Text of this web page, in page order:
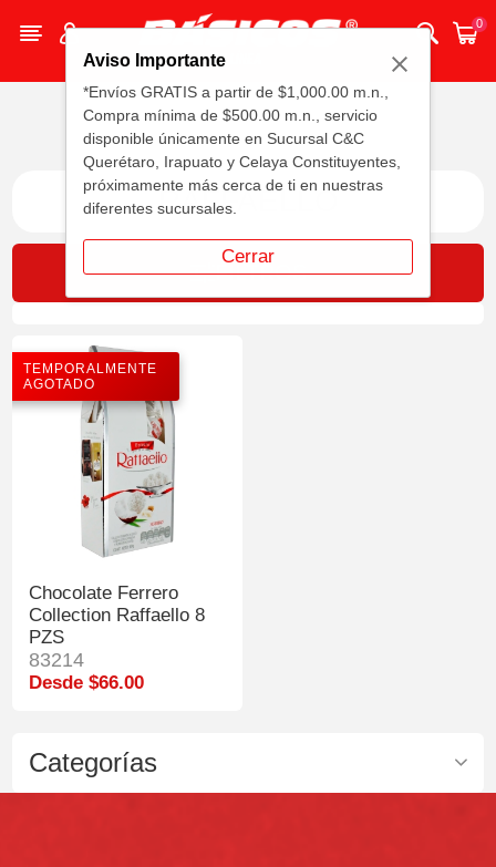
Aviso Importante
*Envíos GRATIS a partir de $1,000.00 m.n.,
Compra mínima de $500.00 m.n., servicio
disponible únicamente en Sucursal C&C
Querétaro, Irapuato y Celaya Constituyentes,
próximamente más cerca de ti en nuestras
diferentes sucursales.
Cerrar
0
Categorías
RAFFAELLO
FILTROS
TEMPORALMENTE
AGOTADO
Chocolate Ferrero
Collection Raffaello 8
PZS
83214
Desde $66.00